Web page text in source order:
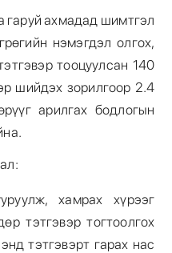
гаруй ахмадад шимтгэл
нэмэгдэл олгох,
тооцуулсан 140
шийдэх зорилгоор 2.4
арилгах бодлогын
хамрах хүрээг
тэтгэвэр тогтоолгох
тэтгэвэрт гарах нас